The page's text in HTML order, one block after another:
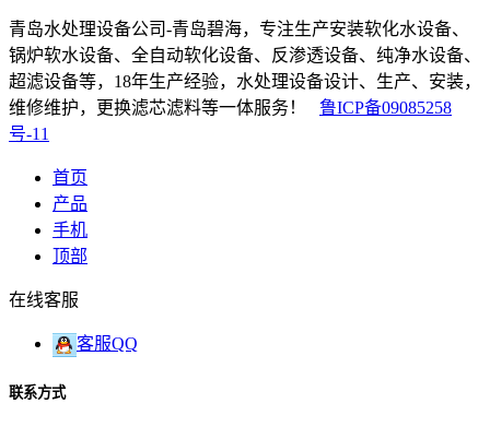
青岛水处理设备公司-青岛碧海，专注生产安装软化水设备、
锅炉软水设备、全自动软化设备、反渗透设备、纯净水设备、
超滤设备等，18年生产经验，水处理设备设计、生产、安装，
维修维护，更换滤芯滤料等一体服务！ 鲁ICP备09085258
号-11
首页
产品
手机
顶部
在线客服
客服QQ
联系方式